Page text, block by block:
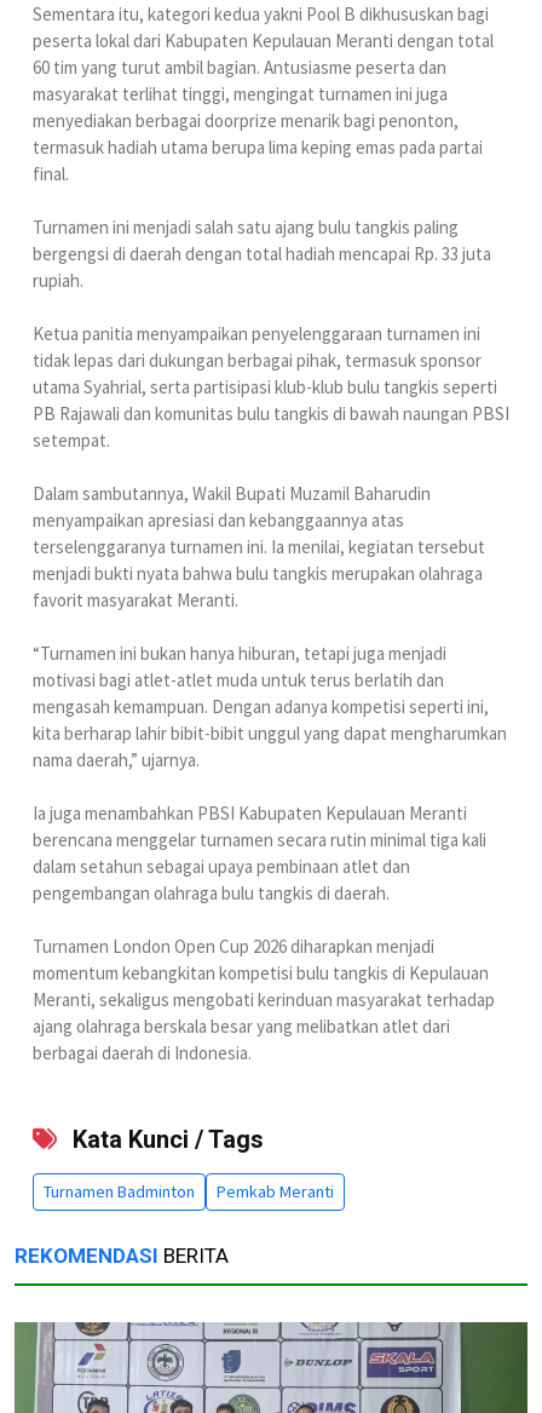
Sementara itu, kategori kedua yakni Pool B dikhususkan bagi
peserta lokal dari Kabupaten Kepulauan Meranti dengan total
60 tim yang turut ambil bagian. Antusiasme peserta dan
masyarakat terlihat tinggi, mengingat turnamen ini juga
menyediakan berbagai doorprize menarik bagi penonton,
termasuk hadiah utama berupa lima keping emas pada partai
final.
Turnamen ini menjadi salah satu ajang bulu tangkis paling
bergengsi di daerah dengan total hadiah mencapai Rp. 33 juta
rupiah.
Ketua panitia menyampaikan penyelenggaraan turnamen ini
tidak lepas dari dukungan berbagai pihak, termasuk sponsor
utama Syahrial, serta partisipasi klub-klub bulu tangkis seperti
PB Rajawali dan komunitas bulu tangkis di bawah naungan PBSI
setempat.
Dalam sambutannya, Wakil Bupati Muzamil Baharudin
menyampaikan apresiasi dan kebanggaannya atas
terselenggaranya turnamen ini. Ia menilai, kegiatan tersebut
menjadi bukti nyata bahwa bulu tangkis merupakan olahraga
favorit masyarakat Meranti.
“Turnamen ini bukan hanya hiburan, tetapi juga menjadi
motivasi bagi atlet-atlet muda untuk terus berlatih dan
mengasah kemampuan. Dengan adanya kompetisi seperti ini,
kita berharap lahir bibit-bibit unggul yang dapat mengharumkan
nama daerah,” ujarnya.
Ia juga menambahkan PBSI Kabupaten Kepulauan Meranti
berencana menggelar turnamen secara rutin minimal tiga kali
dalam setahun sebagai upaya pembinaan atlet dan
pengembangan olahraga bulu tangkis di daerah.
Turnamen London Open Cup 2026 diharapkan menjadi
momentum kebangkitan kompetisi bulu tangkis di Kepulauan
Meranti, sekaligus mengobati kerinduan masyarakat terhadap
ajang olahraga berskala besar yang melibatkan atlet dari
berbagai daerah di Indonesia.
Kata Kunci / Tags
Turnamen Badminton Pemkab Meranti
REKOMENDASI BERITA